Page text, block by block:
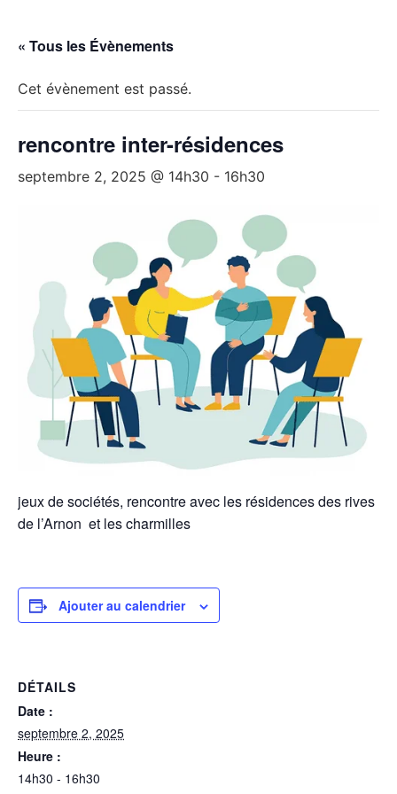
contenu
« Tous les Évènements
Cet évènement est passé.
rencontre inter-résidences
septembre 2, 2025 @ 14h30 - 16h30
jeux de sociétés, rencontre avec les résidences des rives
de l’Arnon et les charmilles
Ajouter au calendrier
DÉTAILS
Date :
septembre 2, 2025
Heure :
14h30 - 16h30